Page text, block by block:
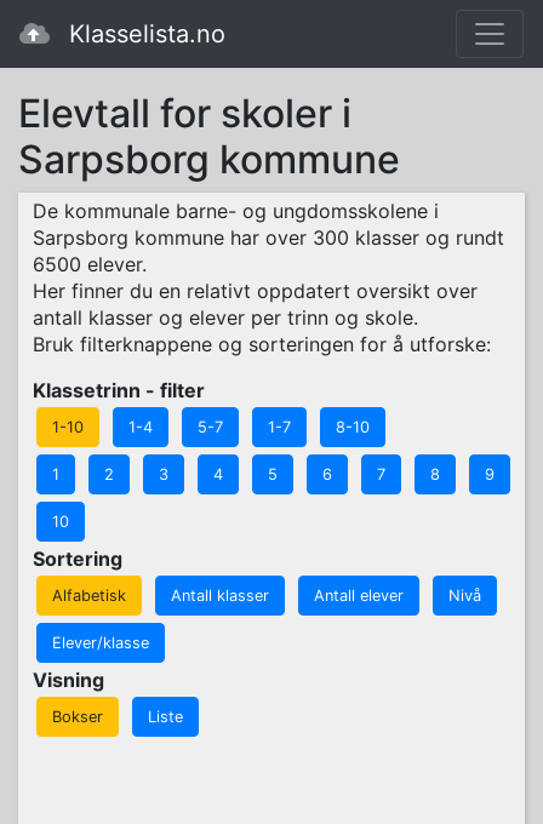
Klasselista.no
Elevtall for skoler i
Sarpsborg kommune
De kommunale barne- og ungdomsskolene i
Sarpsborg kommune har over 300 klasser og rundt
6500 elever.
Her finner du en relativt oppdatert oversikt over
antall klasser og elever per trinn og skole.
Bruk filterknappene og sorteringen for å utforske:
Klassetrinn - filter
1-10 1-4 5-7 1-7 8-10
1 2 3 4 5 6 7 8 9
10
Sortering
Alfabetisk Antall klasser Antall elever Nivå
Elever/klasse
Visning
Bokser Liste